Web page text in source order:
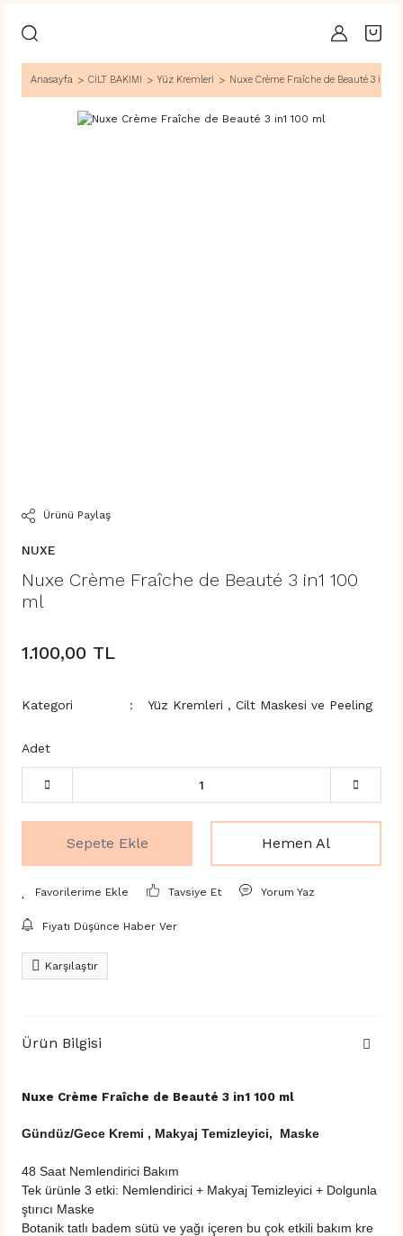
Anasayfa CİLT BAKIMI Yüz Kremleri Nuxe Crème Fraîche de Beauté 3 in1
Ürünü Paylaş
NUXE
Nuxe Crème Fraîche de Beauté 3 in1 100
ml
1.100,00 TL
Kategori Yüz Kremleri , Cilt Maskesi ve Peeling
Adet
Sepete Ekle Hemen Al
Tavsiye Et Yorum Yaz
Fiyatı Düşünce Haber Ver
Karşılaştır
Ürün Bilgisi
Nuxe Crème Fraîche de Beauté 3 in1 100 ml
Gündüz/Gece Kremi , Makyaj Temizleyici, Maske
48 Saat Nemlendirici Bakım
Tek ürünle 3 etki: Nemlendirici + Makyaj Temizleyici + Dolgunla
ştırıcı Maske
Botanik tatlı badem sütü ve yağı içeren bu çok etkili bakım kre